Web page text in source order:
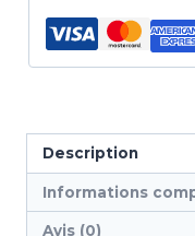
Description
Informations
Avis (0)